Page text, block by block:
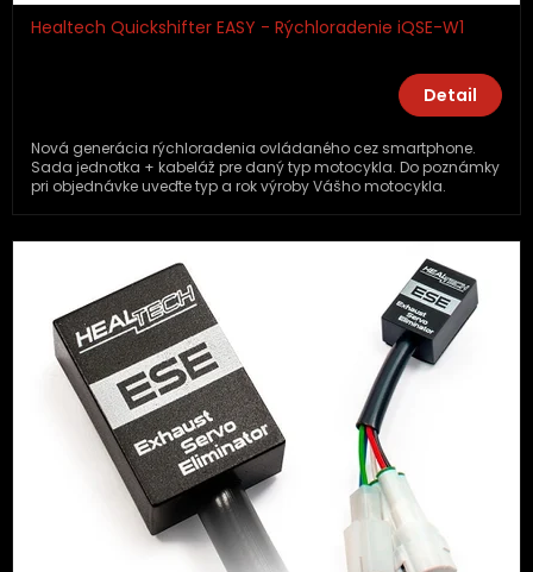
Healtech Quickshifter EASY - Rýchloradenie iQSE-W1
Detail
Nová generácia rýchloradenia ovládaného cez smartphone.
Sada jednotka + kabeláž pre daný typ motocykla. Do poznámky
pri objednávke uveďte typ a rok výroby Vášho motocykla.